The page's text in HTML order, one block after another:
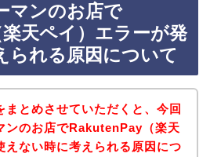
マンのお店で
天ペイ）エラーが発
られる原因について
まとめさせていただくと、今回
ンのお店でRakutenPay（楽天
えない時に考えられる原因につ